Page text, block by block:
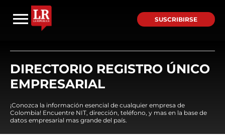
SUSCRIBIRSE
DIRECTORIO REGISTRO ÚNICO
EMPRESARIAL
¡Conozca la información esencial de cualquier empresa de
Colombia! Encuentre NIT, dirección, teléfono, y mas en la base de
datos empresarial mas grande del país.